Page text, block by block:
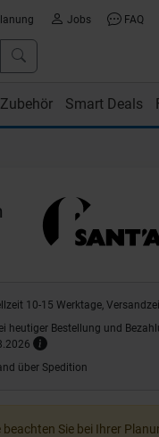
Jobs FAQ
Zubehör Smart Deals
10-15 Werktage,
heutiger Bestellung und
über Spedition
beachten Sie bei Ihrer